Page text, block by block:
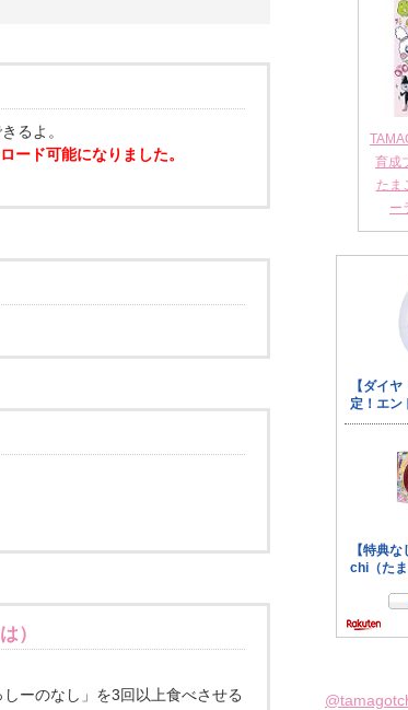
るよ。
ード可能になりました。
）
ーのなし」を3回以上食べさせる
育成
たま
ー